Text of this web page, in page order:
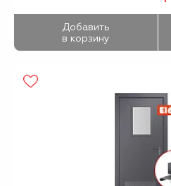
Добавить
в корзину